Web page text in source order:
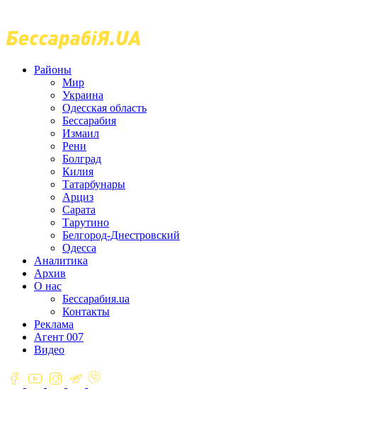
Районы
Мир
Украина
Одесская область
Бессарабия
Измаил
Рени
Болград
Килия
Татарбунары
Арциз
Сарата
Тарутино
Белгород-Днестровский
Одесса
Аналитика
Архив
О нас
Бессарабия.ua
Контакты
Реклама
Агент 007
Видео